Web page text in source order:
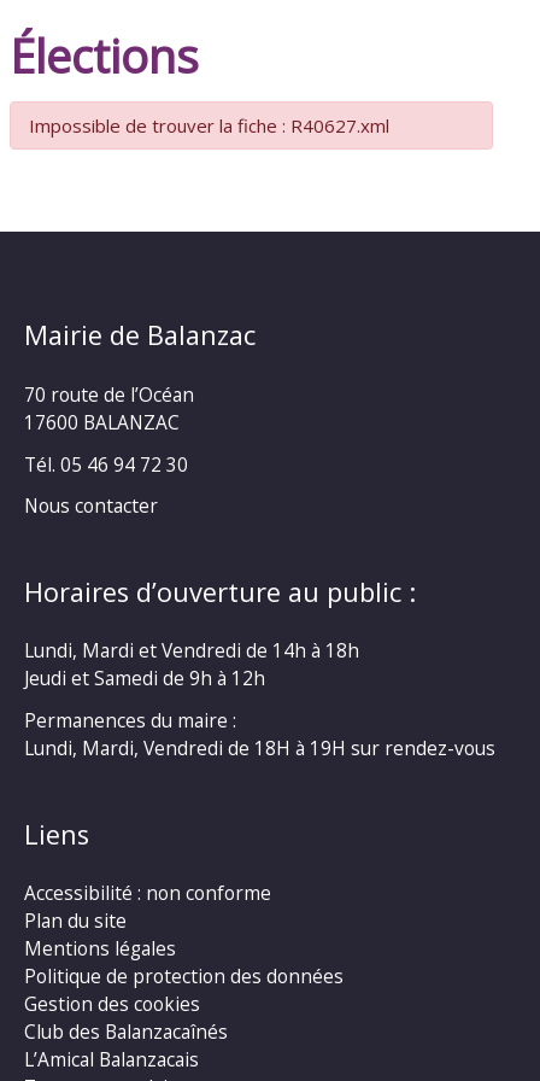
Élections
Impossible de trouver la fiche : R40627.xml
Mairie de Balanzac
70 route de l’Océan
17600 BALANZAC
Tél. 05 46 94 72 30
Nous contacter
Horaires d’ouverture au public :
Lundi, Mardi et Vendredi de 14h à 18h
Jeudi et Samedi de 9h à 12h
Permanences du maire :
Lundi, Mardi, Vendredi de 18H à 19H sur rendez-vous
Liens
Accessibilité : non conforme
Plan du site
Mentions légales
Politique de protection des données
Gestion des cookies
Club des Balanzacaînés
L’Amical Balanzacais